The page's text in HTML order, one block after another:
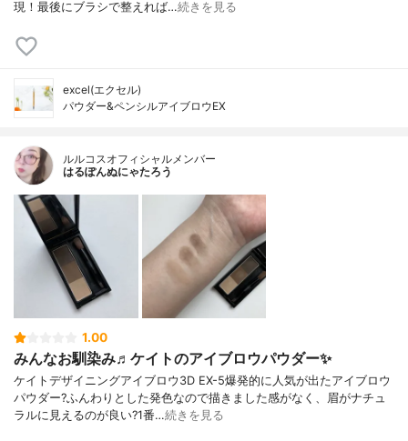
現！最後にブラシで整えれば…続きを見る
excel(エクセル)
パウダー&ペンシルアイブロウEX
ルルコスオフィシャルメンバー
はるぽんぬにゃたろう
1.00
みんなお馴染み♬ケイトのアイブロウパウダー✨
ケイトデザイニングアイブロウ3D EX-5爆発的に人気が出たアイブロウ
パウダー?ふんわりとした発色なので描きました感がなく、眉がナチュ
ラルに見えるのが良い?1番…続きを見る